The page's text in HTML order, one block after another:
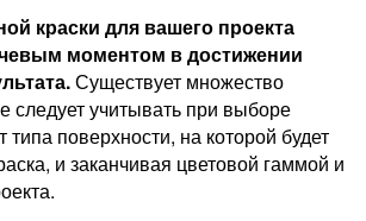
краски для вашего проекта
моментом в достижении
Существует множество
следует учитывать при выборе
типа поверхности, на которой будет
и заканчивая цветовой гаммой и